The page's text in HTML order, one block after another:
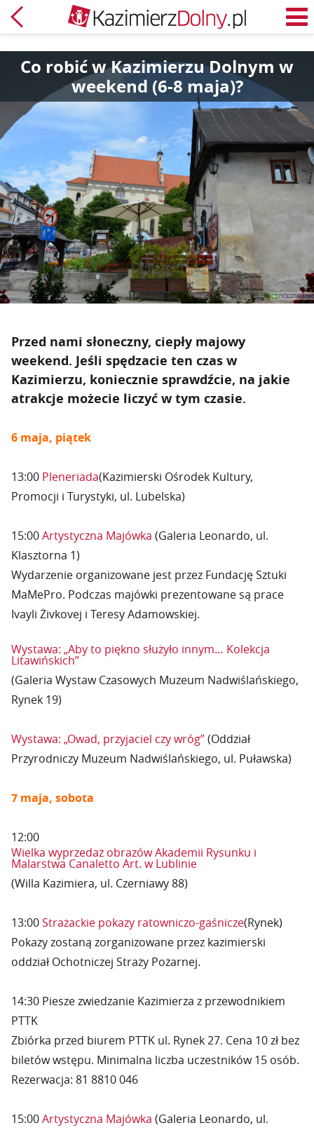
Powrót
Co robić w Kazimierzu Dolnym w
weekend (6-8 maja)?
Przed nami słoneczny, ciepły majowy
weekend. Jeśli spędzacie ten czas w
Kazimierzu, koniecznie sprawdźcie, na jakie
atrakcje możecie liczyć w tym czasie.
6 maja, piątek
13:00 Pleneriada(Kazimierski Ośrodek Kultury,
Promocji i Turystyki, ul. Lubelska)
15:00Artystyczna Majówka (Galeria Leonardo, ul.
Klasztorna 1)
Wydarzenie organizowane jest przez Fundację Sztuki
MaMePro. Podczas majówki prezentowane są prace
Ivayli Żivkovej i Teresy Adamowskiej.
Wystawa: „Aby to piękno służyło innym… Kolekcja
Litawińskich”
(Galeria Wystaw Czasowych Muzeum Nadwiślańskiego,
Rynek 19)
Wystawa: „Owad, przyjaciel czy wróg”(Oddział
Przyrodniczy Muzeum Nadwiślańskiego, ul. Puławska)
7 maja, sobota
12:00
Wielka wyprzedaż obrazów Akademii Rysunku i
Malarstwa Canaletto Art. w Lublinie
(Willa Kazimiera, ul. Czerniawy 88)
13:00Strażackie pokazy ratowniczo-gaśnicze(Rynek)
Pokazy zostaną zorganizowane przez kazimierski
oddział Ochotniczej Straży Pożarnej.
14:30 Piesze zwiedzanie Kazimierza z przewodnikiem
PTTK
Zbiórka przed biurem PTTK ul. Rynek 27. Cena 10 zł bez
biletów wstępu. Minimalna liczba uczestników 15 osób.
Rezerwacja: 81 8810 046
15:00Artystyczna Majówka (Galeria Leonardo, ul.